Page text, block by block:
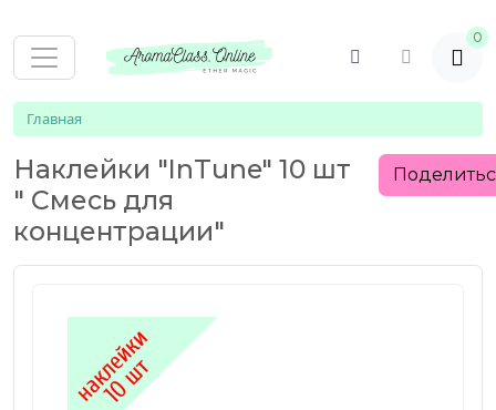
0
Главная
Наклейки "InTune" 10 шт
" Смесь для
концентрации"